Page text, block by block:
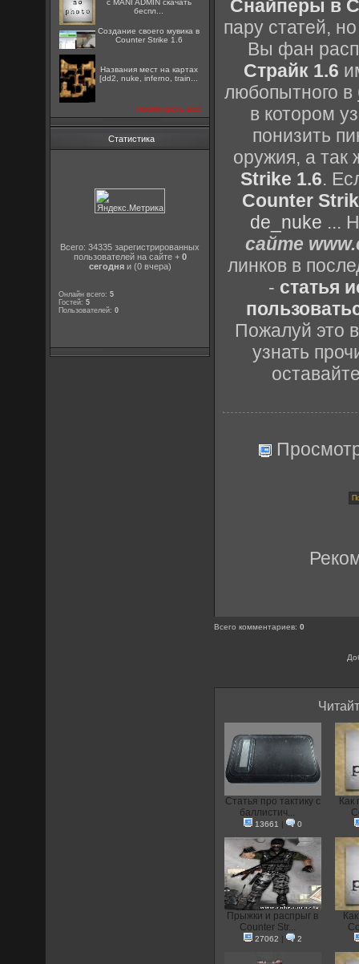
с MANI ADMIN скачать
беспл...
Создание своего мувика в
Counter Strike 1.6
Названия мест на картах
[dd2, nuke, inferno, train...
посмотреть все
Статистика
Всего: 34335 зарегистрированных
пользователей на сайте + 0
сегодняи (0 вчера)
Онлайн всего:5
Гостей:5
Пользователей:0
Снайперы в
пару статей,
Вы фан
Страйк 1.6
любопытного в
в котором
понизить
оружия, а так
Strike 1.6.
Counter
de_nuke ...
сайте
линков в
- статья
Пожалуй это
узнать
Всего комментариев:0
Статья про тактику с
баллистич...
13661 | 0
Как
Прыжки и распрыг в
Counter Str...
27062 | 2